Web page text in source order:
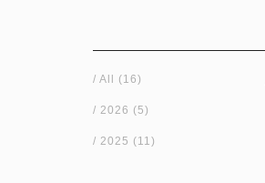
/ All (16)
/ 2026 (5)
/ 2025 (11)